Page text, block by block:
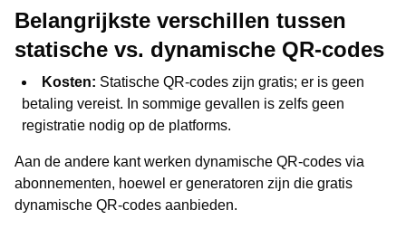
Belangrijkste verschillen tussen
statische vs. dynamische QR-codes
Kosten: Statische QR-codes zijn gratis; er is geen
betaling vereist. In sommige gevallen is zelfs geen
registratie nodig op de platforms.
Aan de andere kant werken dynamische QR-codes via
abonnementen, hoewel er generatoren zijn die gratis
dynamische QR-codes aanbieden.